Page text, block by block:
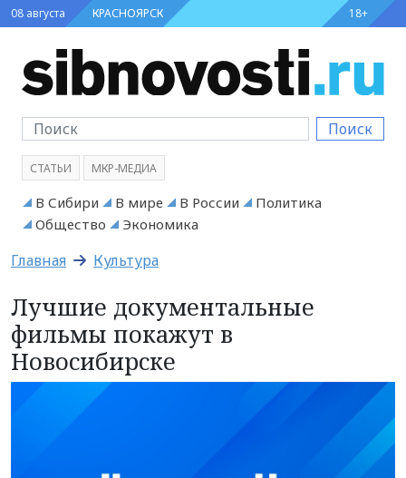
08 августа КРАСНОЯРСК 18+
Поиск
СТАТЬИ МКР-МЕДИА
В Сибири В мире В России
Политика
Общество
Экономика
Главная Культура
Лучшие документальные
фильмы покажут в
Новосибирске